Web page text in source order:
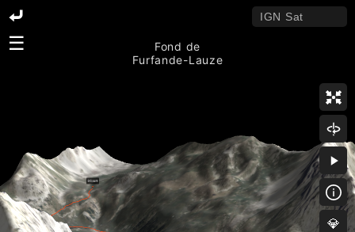
☰
💎
Fond de
Furfande-Lauze